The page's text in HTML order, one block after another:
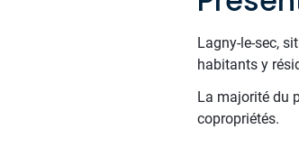
Lagny-le-sec,
habitants y
La majorité du
copropriétés.